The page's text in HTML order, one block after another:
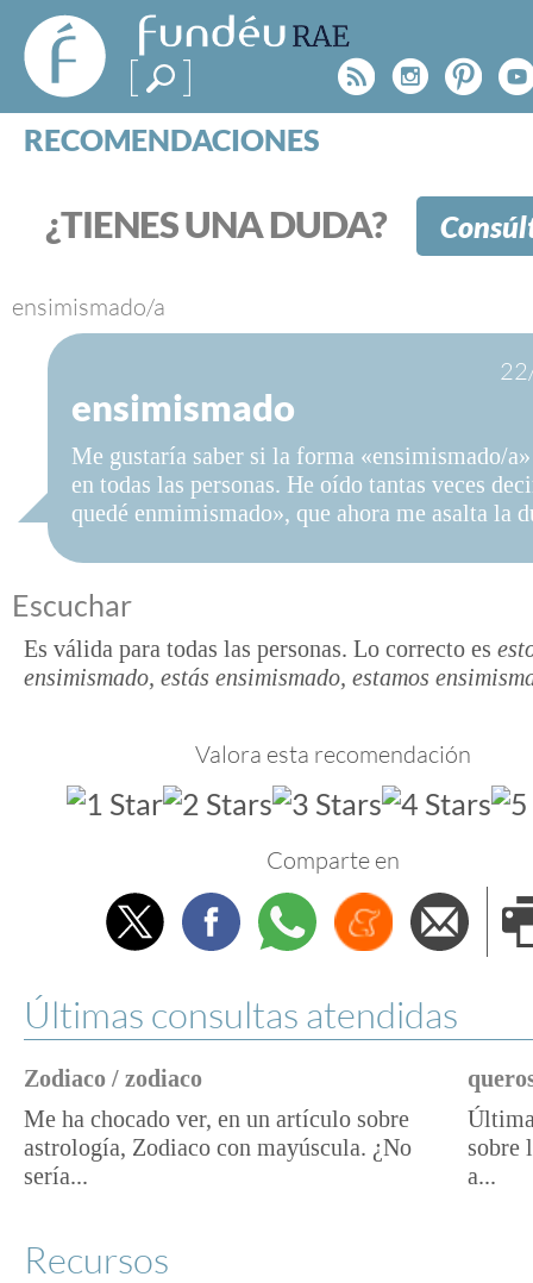
FundéuRAE
- Fundación
del Español
Urgente
Rss
RECOMENDACIONES
CATEGORÍAS
ESPECIALES
BLOG
NOTICIAS
SOBRE LA FUNDÉURAE
FundéuRAE es una fundación patrocinada por la
el buen uso del español en los medios de
Internet.
¿TIENES UNA DUDA?
ensimismado/a
ensimismado
Me gustaría saber si la forma «ensimismado/
en todas las personas. He oído tantas veces
quedé enmimismado», que ahora me asalta la
Escuchar
Es válida para todas las personas. Lo correcto es
ensimismado, estás ensimismado, estamos
Valora esta recomendación
Comparte en
TwitterFacebookWhatsappMenéame
Últimas consultas atendidas
Zodiaco / zodiaco
Me ha chocado ver, en un artículo sobre
astrología, Zodiaco con mayúscula. ¿No
sería...
sobre
a...
Recursos